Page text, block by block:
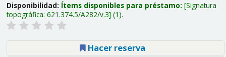
Disponibilidad: Ítems disponibles para préstamo: Signatura
topográfica: 621.374.5/A282/v.3 (1).
Hacer reserva